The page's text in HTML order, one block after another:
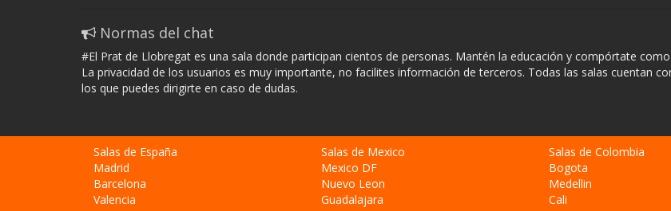
Normas del chat
#El Prat de Llobregat es una sala donde participan cientos de personas. Mantén la educación y compórtate
La privacidad de los usuarios es muy importante, no facilites información de terceros. Todas las salas cuentan
los que puedes dirigirte en caso de dudas.
Salas de España
Madrid
Barcelona
Valencia
Salas de Mexico
Mexico DF
Nuevo Leon
Guadalajara
Salas de Colombia
Bogota
Medellin
Cali